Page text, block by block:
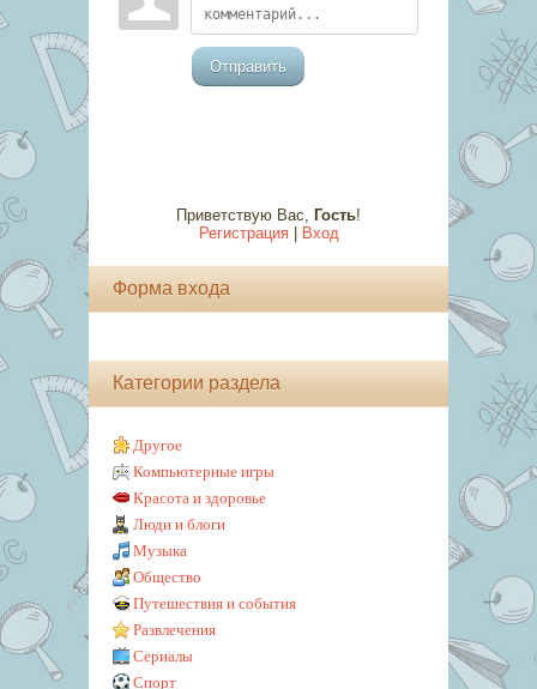
Отправить
Приветствую Вас, Гость!
Регистрация| Вход
Форма входа
Категории раздела
Другое
Компьютерные игры
Красота и здоровье
Люди и блоги
Музыка
Общество
Путешествия и события
Развлечения
Сериалы
Спорт